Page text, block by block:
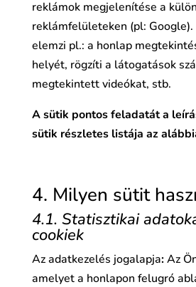
reklámok megjelenítése a
reklámfelületeken (pl: Google).
elemzi pl.: a honlap
helyét, rögzíti a látogatások
megtekintett videókat, stb.
A sütik pontos feladatát a
sütik részletes listája az
4. Milyen sütit
4.1. Statisztikai
cookiek
Az adatkezelés jogalapja:Az
amelyet a honlapon felugró